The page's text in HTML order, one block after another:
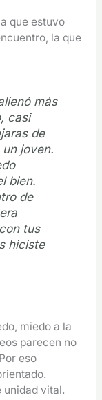
que estuvo
la que
más
casi
de
joven.
bien.
de
tus
hiciste
miedo a la
parecen no
eso
unidad vital.